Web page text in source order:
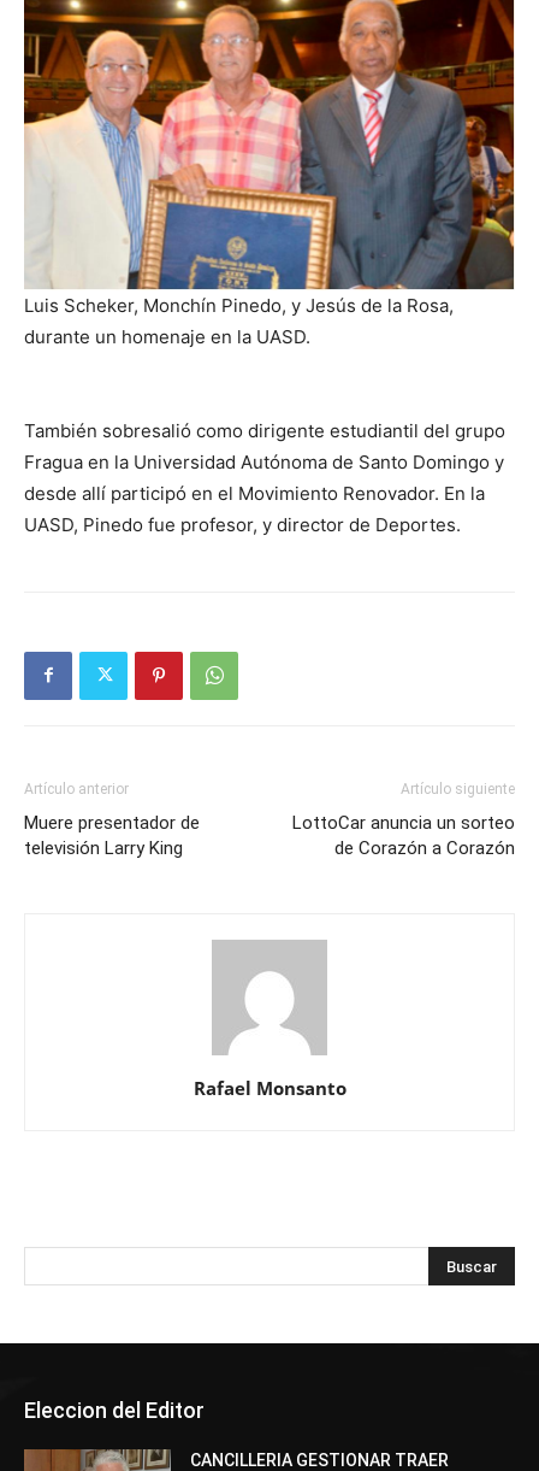
Luis Scheker, Monchín Pinedo, y Jesús de la Rosa,
durante un homenaje en la UASD.
También sobresalió como dirigente estudiantil del grupo
Fragua en la Universidad Autónoma de Santo Domingo y
desde allí participó en el Movimiento Renovador. En la
UASD, Pinedo fue profesor, y director de Deportes.
Artículo anterior
Muere presentador de
televisión Larry King
Artículo siguiente
LottoCar anuncia un sorteo
de Corazón a Corazón
Rafael Monsanto
Eleccion del Editor
CANCILLERIA GESTIONAR TRAER